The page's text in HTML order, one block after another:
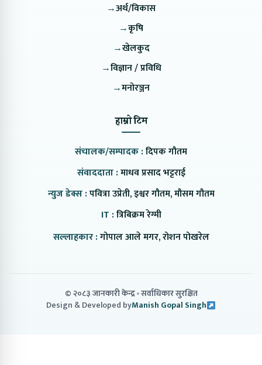
→अर्थ/विकास
→कृषि
→खेलकुद
→विज्ञान / प्रविधि
→मनोरञ्जन
हाम्रो टिम
संचालक/सम्पादक :दिपक गौतम
संवाददाता :माधव प्रसाद भट्टराई
न्युज डेक्स :पवित्रा उप्रेती, इश्वर गौतम, मौसम गौतम
IT :त्रिबिक्रम रेग्मी
सल्लाहकार :गोपाल आले मगर, रोशन पोखरेल
© २०८३ जानकारी केन्द्र सर्वाधिकार सुरक्षित
Design & Developed byManish Gopal Singh